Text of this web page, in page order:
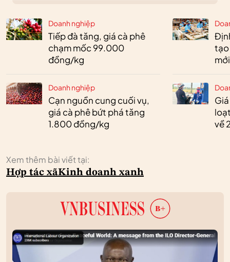
Doanh nghiệp
Tiếp đà tăng, giá cà phê
chạm mốc 99.000
đồng/kg
Doanh nghiệp
Cạn nguồn cung cuối vụ,
giá cà phê bứt phá tăng
1.800 đồng/kg
tạo
về
Xem thêm bài viết tại:
Hợp tác xãKinh doanh xanh